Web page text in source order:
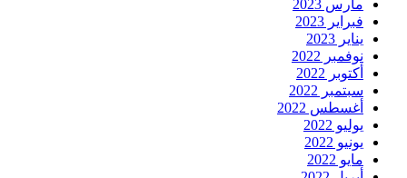
مارس 2023
فبراير 2023
يناير 2023
نوفمبر 2022
أكتوبر 2022
سبتمبر 2022
أغسطس 2022
يوليو 2022
يونيو 2022
مايو 2022